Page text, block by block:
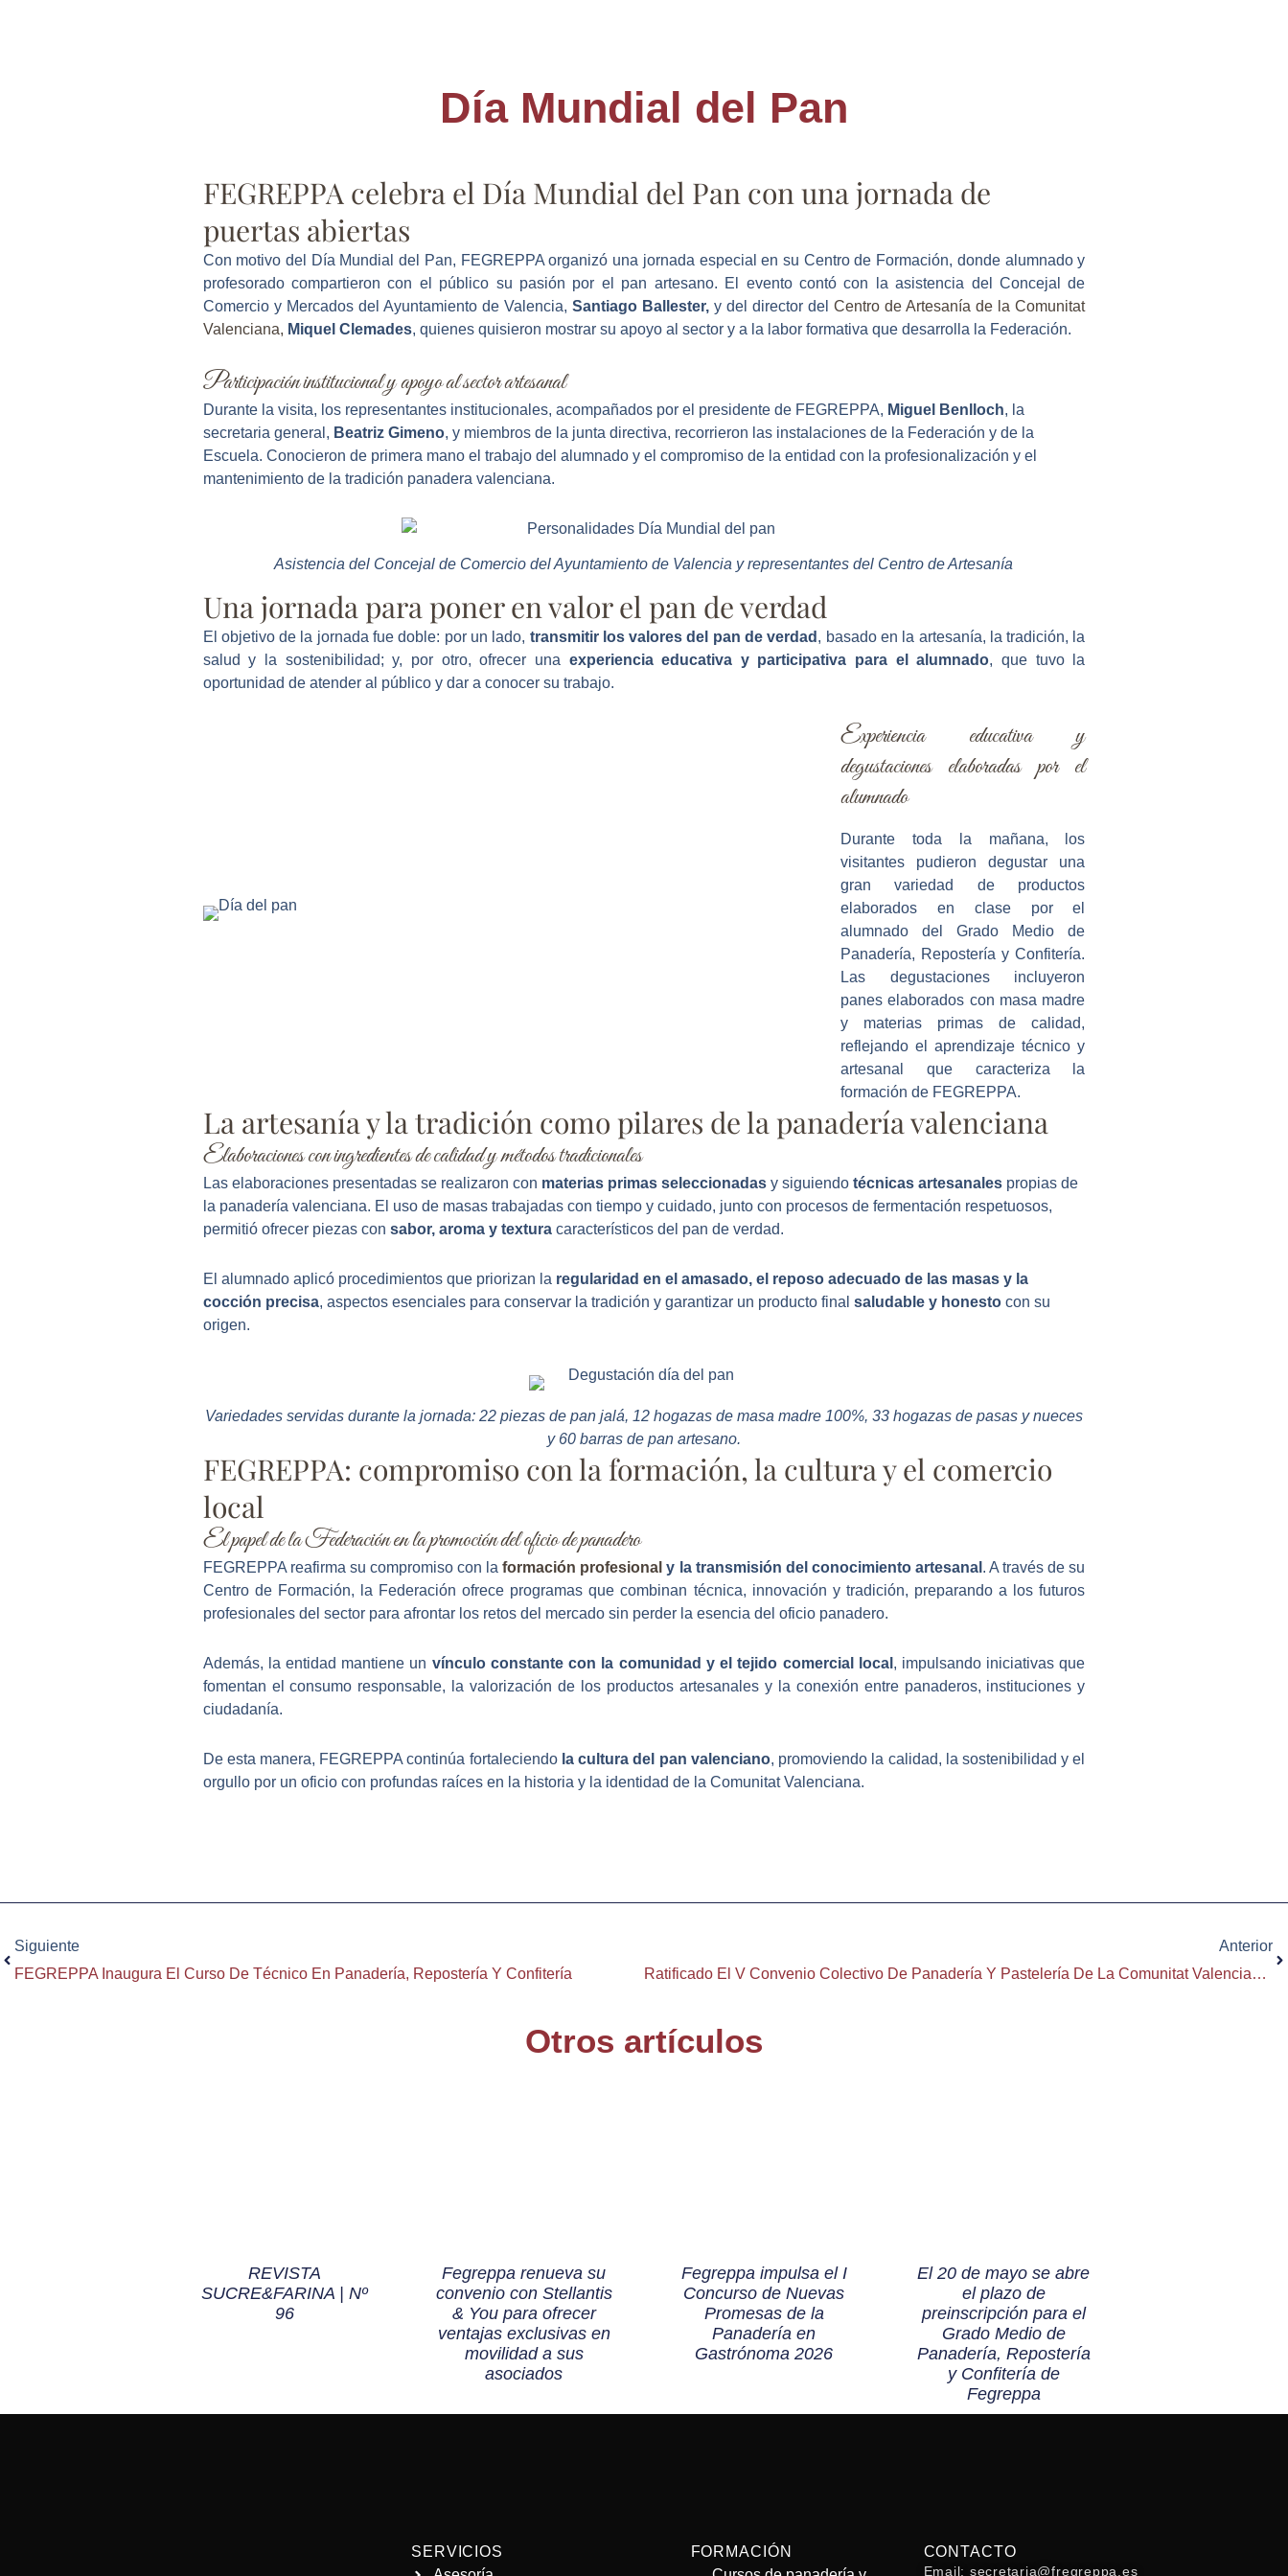
Día Mundial del Pan
FEGREPPA celebra el Día Mundial del Pan con una jornada de
puertas abiertas
Con motivo del Día Mundial del Pan, FEGREPPA organizó una jornada especial en su Centro de Formación, donde alumnado y
profesorado compartieron con el público su pasión por el pan artesano. El evento contó con la asistencia del Concejal de
Comercio y Mercados del Ayuntamiento de Valencia, Santiago Ballester,y del director del Centro de Artesanía de la Comunitat
Valenciana, Miquel Clemades, quienes quisieron mostrar su apoyo al sector y a la labor formativa que desarrolla la Federación.
Participación institucional y apoyo al sector artesanal
Durante la visita, los representantes institucionales, acompañados por el presidente de FEGREPPA, Miguel Benlloch, la
secretaria general, Beatriz Gimeno, y miembros de la junta directiva, recorrieron las instalaciones de la Federación y de la
Escuela. Conocieron de primera mano el trabajo del alumnado y el compromiso de la entidad con la profesionalización y el
mantenimiento de la tradición panadera valenciana.
Asistencia del Concejal de Comercio del Ayuntamiento de Valencia y representantes del Centro de Artesanía
Una jornada para poner en valor el pan de verdad
El objetivo de la jornada fue doble: por un lado, transmitir los valores del pan de verdad , basado en la artesanía, la tradición, la
salud y la sostenibilidad; y, por otro, ofrecer una experiencia educativa y participativa para el alumnado, que tuvo la
oportunidad de atender al público y dar a conocer su trabajo.
Experiencia educativa y
degustaciones elaboradas por el
alumnado
Durante toda la mañana, los
visitantes pudieron degustar una
gran variedad de productos
elaborados en clase por el
alumnado del Grado Medio de
Panadería, Repostería y Confitería.
Las degustaciones incluyeron
panes elaborados con masa madre
y materias primas de calidad,
reflejando el aprendizaje técnico y
artesanal que caracteriza la
formación de FEGREPPA.
La artesanía y la tradición como pilares de la panadería valenciana
Elaboraciones con ingredientes de calidad y métodos tradicionales
Las elaboraciones presentadas se realizaron con materias primas seleccionadasy siguiendo técnicas artesanalespropias de
la panadería valenciana. El uso de masas trabajadas con tiempo y cuidado, junto con procesos de fermentación respetuosos,
permitió ofrecer piezas con sabor, aroma y texturacaracterísticos del pan de verdad.
El alumnado aplicó procedimientos que priorizan la regularidad en el amasado, el reposo adecuado de las masas y la
cocción precisa, aspectos esenciales para conservar la tradición y garantizar un producto final saludable y honestocon su
origen.
Variedades servidas durante la jornada: 22 piezas de pan jalá, 12 hogazas de masa madre 100%, 33 hogazas de pasas y nueces
y 60 barras de pan artesano.
FEGREPPA: compromiso con la formación, la cultura y el comercio
local
El papel de la Federación en la promoción del oficio de panadero
FEGREPPA reafirma su compromiso con laformación profesional y la transmisión del conocimiento artesanal . A través de su
Centro de Formación, la Federación ofrece programas que combinan técnica, innovación y tradición, preparando a los futuros
profesionales del sector para afrontar los retos del mercado sin perder la esencia del oficio panadero.
Además, la entidad mantiene un vínculo constante con la comunidad y el tejido comercial local , impulsando iniciativas que
fomentan el consumo responsable, la valorización de los productos artesanales y la conexión entre panaderos, instituciones y
ciudadanía.
De esta manera, FEGREPPA continúa fortaleciendo la cultura del pan valenciano, promoviendo la calidad, la sostenibilidad y el
orgullo por un oficio con profundas raíces en la historia y la identidad de la Comunitat Valenciana.
Siguiente
FEGREPPA Inaugura El Curso De Técnico En Panadería, Repostería Y Confitería
Anterior
Ratificado El V Convenio Colectivo De Panadería Y Pastelería De La Comunitat Valenciana: Estabilidad Y Mejoras Laborales Para El Sector
Otros artículos
REVISTA
SUCRE&FARINA | Nº
96
Fegreppa renueva su
convenio con Stellantis
& You para ofrecer
ventajas exclusivas en
movilidad a sus
asociados
Fegreppa impulsa el I
Concurso de Nuevas
Promesas de la
Panadería en
Gastrónoma 2026
El 20 de mayo se abre
el plazo de
preinscripción para el
Grado Medio de
Panadería, Repostería
y Confitería de
Fegreppa
SERVICIOS
FORMACIÓN
CONTACTO
Email: secretaria@fregreppa.es